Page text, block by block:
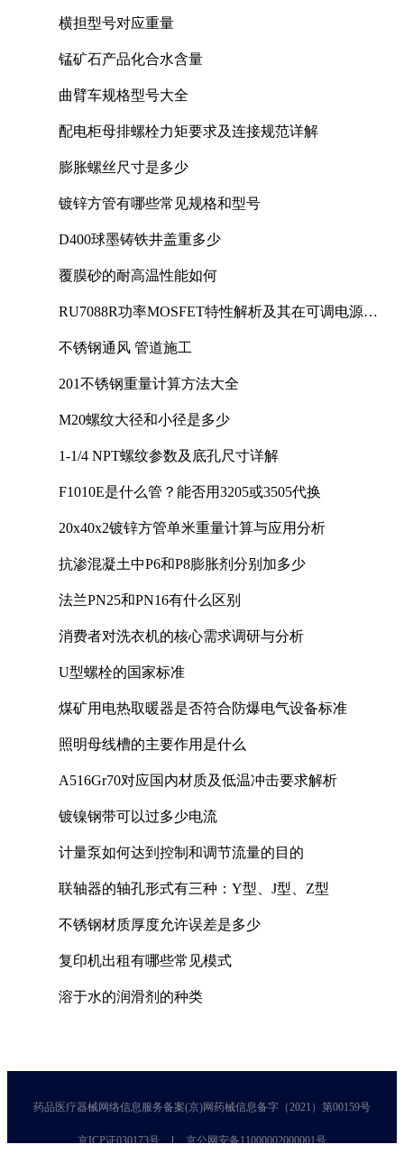
横担型号对应重量
锰矿石产品化合水含量
曲臂车规格型号大全
配电柜母排螺栓力矩要求及连接规范详解
膨胀螺丝尺寸是多少
镀锌方管有哪些常见规格和型号
D400球墨铸铁井盖重多少
覆膜砂的耐高温性能如何
RU7088R功率MOSFET特性解析及其在可调电源设
不锈钢通风 管道施工
201不锈钢重量计算方法大全
M20螺纹大径和小径是多少
1-1/4 NPT螺纹参数及底孔尺寸详解
F1010E是什么管？能否用3205或3505代换
20x40x2镀锌方管单米重量计算与应用分析
抗渗混凝土中P6和P8膨胀剂分别加多少
法兰PN25和PN16有什么区别
消费者对洗衣机的核心需求调研与分析
U型螺栓的国家标准
煤矿用电热取暖器是否符合防爆电气设备标准
照明母线槽的主要作用是什么
A516Gr70对应国内材质及低温冲击要求解析
镀镍钢带可以过多少电流
计量泵如何达到控制和调节流量的目的
联轴器的轴孔形式有三种：Y型、J型、Z型
不锈钢材质厚度允许误差是多少
复印机出租有哪些常见模式
溶于水的润滑剂的种类
药品医疗器械网络信息服务备案(京)网药械信息备字（2021）第00159号
京ICP证030173号 京公网安备11000002000001号